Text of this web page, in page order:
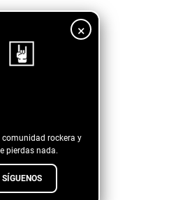
×
comunidad rockera y
pierdas nada.
SÍGUENOS
Photo
Feel My Sickness?
Around